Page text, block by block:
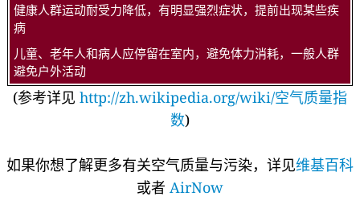
健康人群运动耐受力降低，有明显强烈症状，提前出现某些疾
病
儿童、老年人和病人应停留在室内，避免体力消耗，一般人群
避免户外活动
(参考详见 http://zh.wikipedia.org/wiki/空气质量指
数)
如果你想了解更多有关空气质量与污染，详见维基百科
或者 AirNow